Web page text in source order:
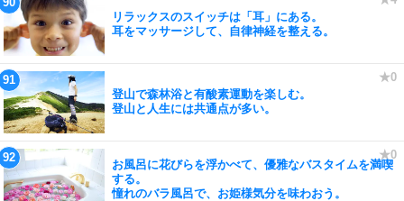
リラックスのスイッチは「耳」にある。
耳をマッサージして、自律神経を整える。
登山で森林浴と有酸素運動を楽しむ。
登山と人生には共通点が多い。
お風呂に花びらを浮かべて、優雅なバスタイムを満喫
する。
憧れのバラ風呂で、お姫様気分を味わおう。